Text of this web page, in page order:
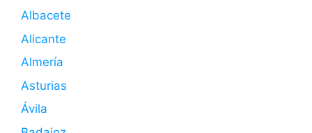
Albacete
Alicante
Almería
Asturias
Ávila